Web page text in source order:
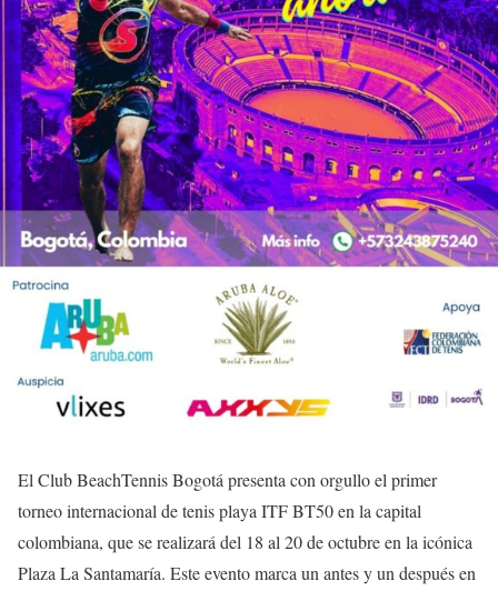
El Club BeachTennis Bogotá presenta con orgullo el primer
torneo internacional de tenis playa ITF BT50 en la capital
colombiana, que se realizará del 18 al 20 de octubre en la icónica
Plaza La Santamaría. Este evento marca un antes y un después en